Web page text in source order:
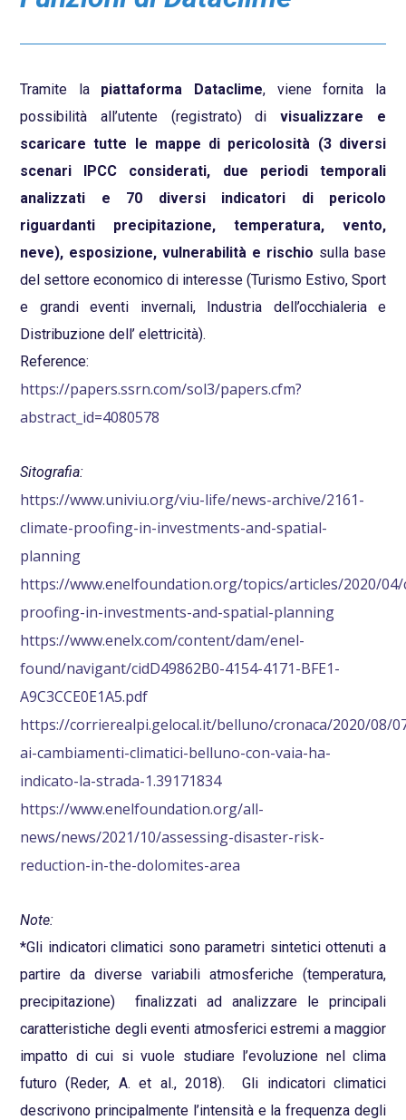
Tramite la piattaforma Dataclime, viene fornita la
possibilità all’utente (registrato) divisualizzare e
scaricare tutte le mappe di pericolosità (3 diversi
scenari IPCC considerati, due periodi temporali
analizzati e 70 diversi indicatori di pericolo
riguardanti precipitazione, temperatura, vento,
neve), esposizione, vulnerabilità e rischio sulla base
del settore economico di interesse (Turismo Estivo, Sport
e grandi eventi invernali, Industria dell’occhialeria e
Distribuzione dell’ elettricità).
Reference:
https://papers.ssrn.com/sol3/papers.cfm?
abstract_id=4080578
Sitografia:
https://www.univiu.org/viu-life/news-archive/2161-
climate-proofing-in-investments-and-spatial-
planning
https://www.enelfoundation.org/topics/articles/2020/
proofing-in-investments-and-spatial-planning
https://www.enelx.com/content/dam/enel-
found/navigant/cidD49862B0-4154-4171-BFE1-
A9C3CCE0E1A5.pdf
https://corrierealpi.gelocal.it/belluno/cronaca/2020/08/
ai-cambiamenti-climatici-belluno-con-vaia-ha-
indicato-la-strada-1.39171834
https://www.enelfoundation.org/all-
news/news/2021/10/assessing-disaster-risk-
reduction-in-the-dolomites-area
Note:
*Gli indicatori climatici sono parametri sintetici ottenuti a
partire da diverse variabili atmosferiche (temperatura,
precipitazione) finalizzati ad analizzare le principali
caratteristiche degli eventi atmosferici estremi a maggior
impatto di cui si vuole studiare l’evoluzione nel clima
futuro (Reder, A. et al., 2018). Gli indicatori climatici
descrivono principalmente l’intensità e la frequenza degli